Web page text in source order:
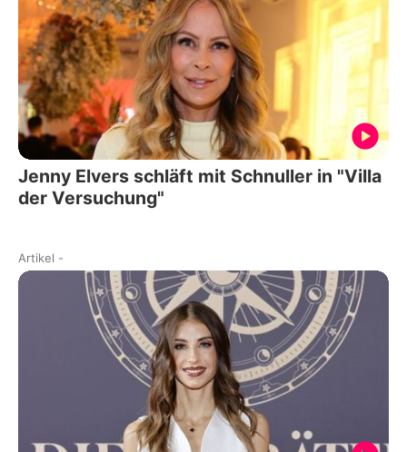
Jenny Elvers schläft mit Schnuller in "Villa
der Versuchung"
Artikel -